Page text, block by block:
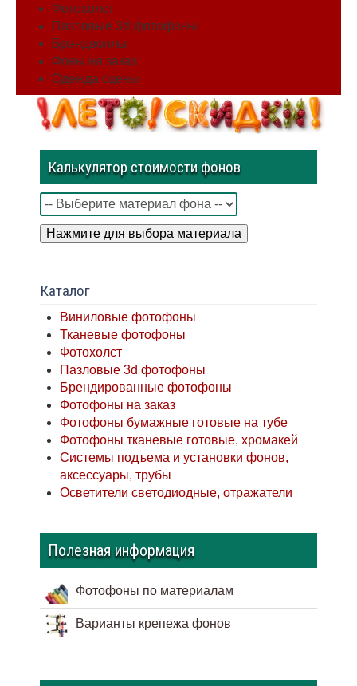
Фотохолст
Пазловые 3d фотофоны
Брендволлы
Фоны на заказ
Одежда сцены
Калькулятор стоимости фонов
Нажмите для выбора материала
Каталог
Виниловые фотофоны
Тканевые фотофоны
Фотохолст
Пазловые 3d фотофоны
Брендированные фотофоны
Фотофоны на заказ
Фотофоны бумажные готовые на тубе
Фотофоны тканевые готовые, хромакей
Системы подъема и установки фонов,
аксессуары, трубы
Осветители светодиодные, отражатели
Полезная информация
Фотофоны по материалам
Варианты крепежа фонов